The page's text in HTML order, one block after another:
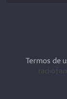
Termos de